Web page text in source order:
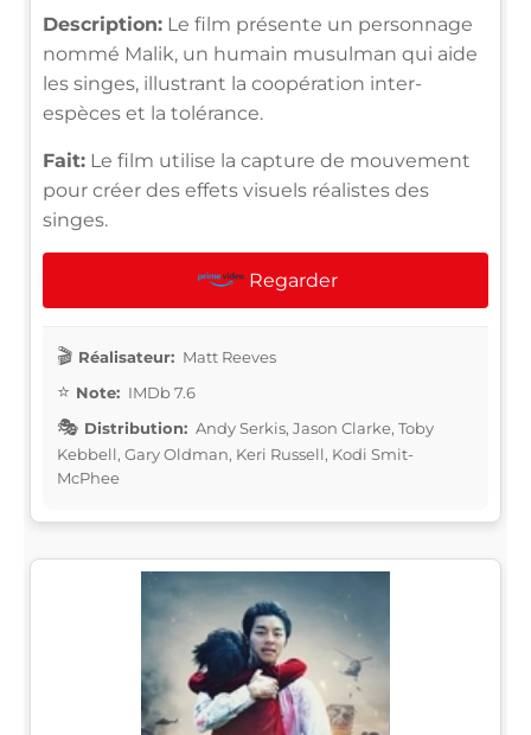
Description: Le film présente un personnage
nommé Malik, un humain musulman qui aide
les singes, illustrant la coopération inter-
espèces et la tolérance.
Fait: Le film utilise la capture de mouvement
pour créer des effets visuels réalistes des
singes.
Regarder
Réalisateur: Matt Reeves
Note: IMDb 7.6
Distribution: Andy Serkis, Jason Clarke, Toby
Kebbell, Gary Oldman, Keri Russell, Kodi Smit-
McPhee